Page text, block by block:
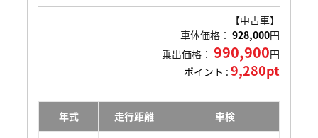
【中古車】
車体価格： 928,000円
乗出価格： 990,900円
ポイント : 9,280pt
年式 走行距離 車検